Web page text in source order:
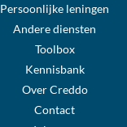
Persoonlijke leningen
Andere diensten
Toolbox
Kennisbank
Over Creddo
Contact